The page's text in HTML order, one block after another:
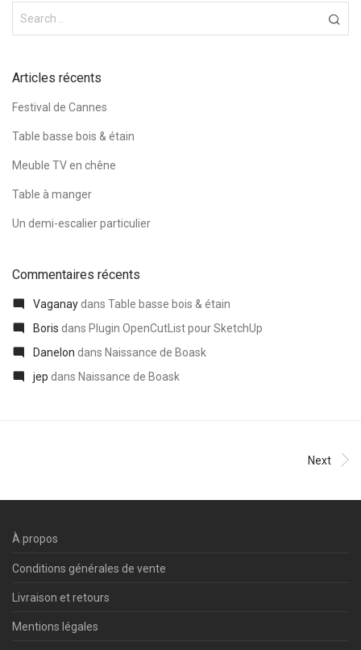
Articles récents
Festival de Cannes
Table basse bois & étain
Meuble TV en chêne
Table à manger
Un demi-escalier particulier
Commentaires récents
Vaganay dans Table basse bois & étain
Boris dans Plugin OpenCutList pour SketchUp
Danelon dans Naissance de Boask
jep dans Naissance de Boask
Next
À propos
Conditions générales de vente
Livraison et retours
Mentions légales